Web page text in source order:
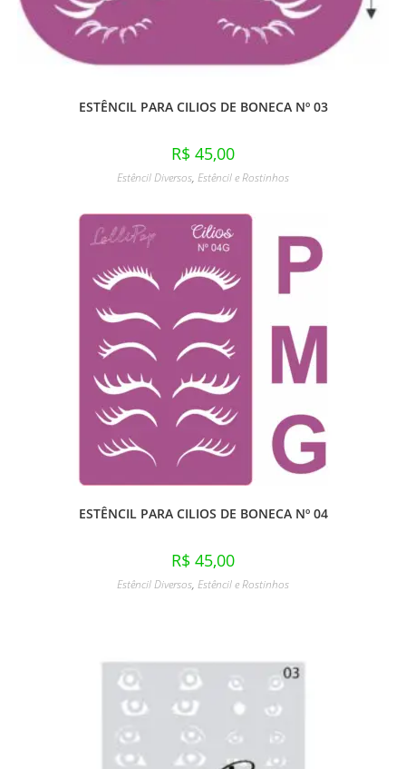
ESTÊNCIL PARA CILIOS DE BONECA Nº 03
R$ 45,00
Estêncil Diversos, Estêncil e Rostinhos
ESTÊNCIL PARA CILIOS DE BONECA Nº 04
R$ 45,00
Estêncil Diversos, Estêncil e Rostinhos